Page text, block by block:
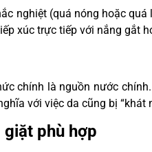
nghiệt (quá nóng hoặc
xúc trực tiếp với nắng gắt
chính là nguồn nước
với việc da cũng bị “khát
giặt phù hợp